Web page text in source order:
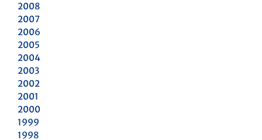
2008
2007
2006
2005
2004
2003
2002
2001
2000
1999
1998